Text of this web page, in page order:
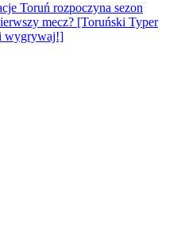
Toruń rozpoczyna sezon
mecz? [Toruński Typer
wygrywaj!]